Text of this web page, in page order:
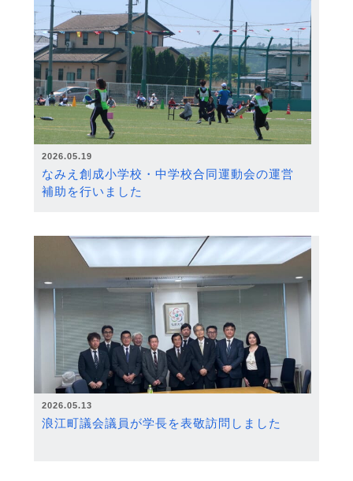
2026.05.19
なみえ創成小学校・中学校合同運動会の運営
補助を行いました
2026.05.13
浪江町議会議員が学長を表敬訪問しました